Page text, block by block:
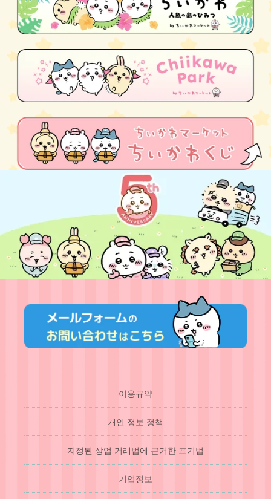
이용규약
개인 정보 정책
지정된 상업 거래법에 근거한 표기법
기업정보